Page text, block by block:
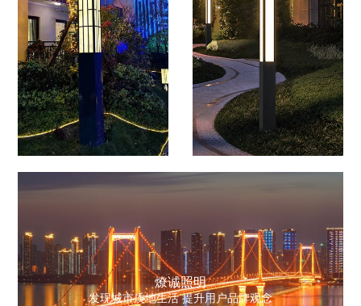
燎诚照明
发现城市质地生活 提升用户品牌观念